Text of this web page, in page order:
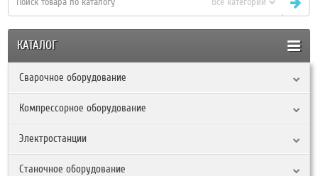
КАТАЛОГ
Сварочное оборудование
Компрессорное оборудование
Электростанции
Станочное оборудование